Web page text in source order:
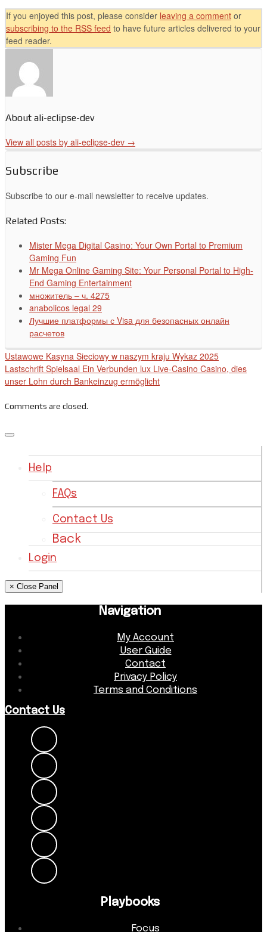
If you enjoyed this post, please consider leaving a comment or
subscribing to the RSS feed to have future articles delivered to your
feed reader.
About ali-eclipse-dev
View all posts by ali-eclipse-dev →
Subscribe
Subscribe to our e-mail newsletter to receive updates.
Related Posts:
Mister Mega Digital Casino: Your Own Portal to Premium
Gaming Fun
Mr Mega Online Gaming Site: Your Personal Portal to High-
End Gaming Entertainment
множитель – ч. 4275
anabolicos legal 29
Лучшие платформы с Visa для безопасных онлайн
расчетов
Ustawowe Kasyna Sieciowy w naszym kraju Wykaz 2025
Lastschrift Spielsaal Ein Verbunden lux Live-Casino Casino, dies
unser Lohn durch Bankeinzug ermöglicht
Comments are closed.
Help
FAQs
Contact Us
Back
Login
× Close Panel
Navigation
My Account
User Guide
Contact
Privacy Policy
Terms and Conditions
Contact Us
Playbooks
Focus